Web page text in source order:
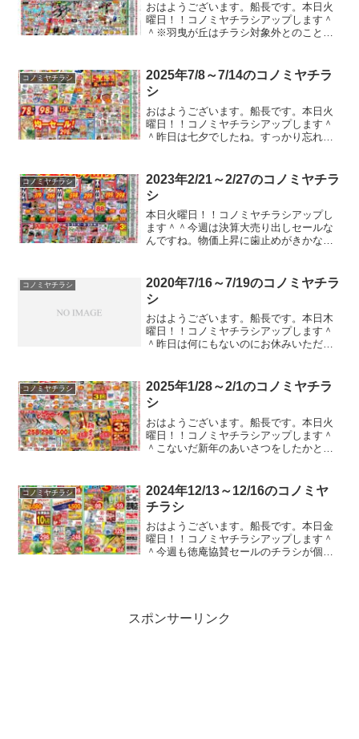
おはようございます。船長です。本日火
曜日！！コノミヤチラシアップします＾
＾※羽曳が丘はチラシ対象外とのこと。
クセス数も増えてきてうれしい限りで
す。Twitterのフ...
コノミヤチラシ
2025年7/8～7/14のコノミヤチラ
シ
おはようございます。船長です。本日火
曜日！！コノミヤチラシアップします＾
＾昨日は七夕でしたね。すっかり忘れて
か余裕がないのか、なんだかよくわから
ないんですが、もやもやす...
コノミヤチラシ
2023年2/21～2/27のコノミヤチラ
シ
本日火曜日！！コノミヤチラシアップし
ます＾＾今週は決算大売り出しセールな
んですね。物価上昇に歯止めがきかない
／３にまで落ち込みました。物価は上が
る、収入は減る、税金は上...
コノミヤチラシ
2020年7/16～7/19のコノミヤチラ
シ
おはようございます。船長です。本日木
曜日！！コノミヤチラシアップします＾
＾昨日は何にもないのにお休みいただき
半年前から休みの予定聞いてきて、コロ
ナのせいで予定なんか全部...
コノミヤチラシ
2025年1/28～2/1のコノミヤチラ
シ
おはようございます。船長です。本日火
曜日！！コノミヤチラシアップします＾
＾こないだ新年のあいさつをしたかと思
し、恵方巻っつーか大阪からしたらただ
の太巻きなんですが、全国...
コノミヤチラシ
2024年12/13～12/16のコノミヤ
チラシ
おはようございます。船長です。本日金
曜日！！コノミヤチラシアップします＾
＾今週も徳庵協賛セールのチラシが個別
スポンサーリンク